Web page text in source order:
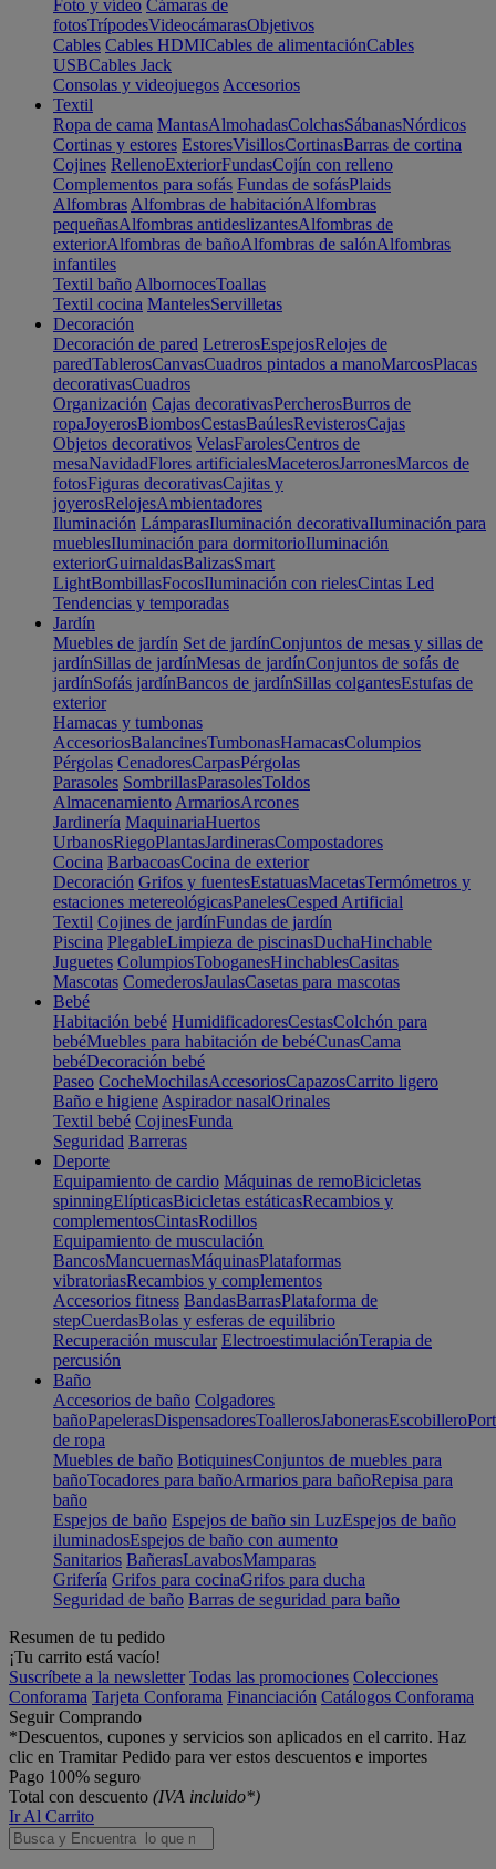
Foto y vídeo Cámaras de
fotosTrípodesVideocámarasObjetivos
Cables Cables HDMICables de alimentaciónCables
USBCables Jack
Consolas y videojuegos Accesorios
Textil
Ropa de cama MantasAlmohadasColchasSábanasNórdicos
Cortinas y estores EstoresVisillosCortinasBarras de cortina
Cojines RellenoExteriorFundasCojín con relleno
Complementos para sofás Fundas de sofásPlaids
Alfombras Alfombras de habitaciónAlfombras
pequeñasAlfombras antideslizantesAlfombras de
exteriorAlfombras de bañoAlfombras de salónAlfombras
infantiles
Textil baño AlbornocesToallas
Textil cocina MantelesServilletas
Decoración
Decoración de pared LetrerosEspejosRelojes de
paredTablerosCanvasCuadros pintados a manoMarcosPlacas
decorativasCuadros
Organización Cajas decorativasPercherosBurros de
ropaJoyerosBiombosCestasBaúlesRevisterosCajas
Objetos decorativos VelasFarolesCentros de
mesaNavidadFlores artificialesMaceterosJarronesMarcos de
fotosFiguras decorativasCajitas y
joyerosRelojesAmbientadores
Iluminación LámparasIluminación decorativaIluminación para
mueblesIluminación para dormitorioIluminación
exteriorGuirnaldasBalizasSmart
LightBombillasFocosIluminación con rielesCintas Led
Tendencias y temporadas
Jardín
Muebles de jardín Set de jardínConjuntos de mesas y sillas de
jardínSillas de jardínMesas de jardínConjuntos de sofás de
jardínSofás jardínBancos de jardínSillas colgantesEstufas de
exterior
Hamacas y tumbonas
AccesoriosBalancinesTumbonasHamacasColumpios
Pérgolas CenadoresCarpasPérgolas
Parasoles SombrillasParasolesToldos
Almacenamiento ArmariosArcones
Jardinería MaquinariaHuertos
UrbanosRiegoPlantasJardinerasCompostadores
Cocina BarbacoasCocina de exterior
Decoración Grifos y fuentesEstatuasMacetasTermómetros y
estaciones metereológicasPanelesCesped Artificial
Textil Cojines de jardínFundas de jardín
Piscina PlegableLimpieza de piscinasDuchaHinchable
Juguetes ColumpiosToboganesHinchablesCasitas
Mascotas ComederosJaulasCasetas para mascotas
Bebé
Habitación bebé HumidificadoresCestasColchón para
bebéMuebles para habitación de bebéCunasCama
bebéDecoración bebé
Paseo CocheMochilasAccesoriosCapazosCarrito ligero
Baño e higiene Aspirador nasalOrinales
Textil bebé CojinesFunda
Seguridad Barreras
Deporte
Equipamiento de cardio Máquinas de remoBicicletas
spinningElípticasBicicletas estáticasRecambios y
complementosCintasRodillos
Equipamiento de musculación
BancosMancuernasMáquinasPlataformas
vibratoriasRecambios y complementos
Accesorios fitness BandasBarrasPlataforma de
stepCuerdasBolas y esferas de equilibrio
Recuperación muscular ElectroestimulaciónTerapia de
percusión
Baño
Accesorios de baño Colgadores
bañoPapelerasDispensadoresToallerosJabonerasEscobillero
de ropa
Muebles de baño BotiquinesConjuntos de muebles para
bañoTocadores para bañoArmarios para bañoRepisa para
baño
Espejos de baño Espejos de baño sin LuzEspejos de baño
iluminadosEspejos de baño con aumento
Sanitarios BañerasLavabosMamparas
Grifería Grifos para cocinaGrifos para ducha
Seguridad de baño Barras de seguridad para baño
Resumen de tu pedido
¡Tu carrito está vacío!
Suscríbete a la newsletter Todas las promociones Colecciones
Conforama Tarjeta Conforama Financiación Catálogos Conforama
Seguir Comprando
*Descuentos, cupones y servicios son aplicados en el carrito. Haz
clic en Tramitar Pedido para ver estos descuentos e importes
Pago 100% seguro
Total con descuento (IVA incluido*)
Ir Al Carrito